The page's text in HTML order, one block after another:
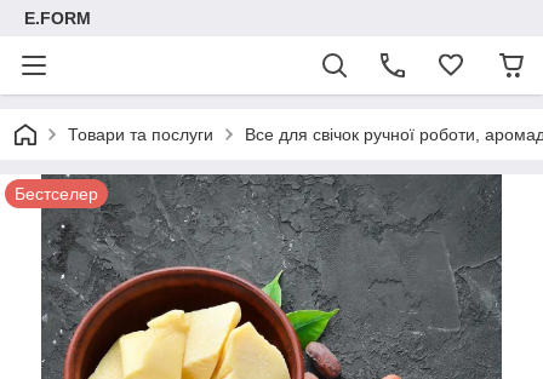
E.FORM
Товари та послуги Все для свічок ручної роботи,
Бестселер